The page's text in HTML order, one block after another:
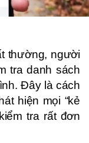
thường, người
tra danh sách
Đây là cách
hiện mọi “kẻ
tra rất đơn